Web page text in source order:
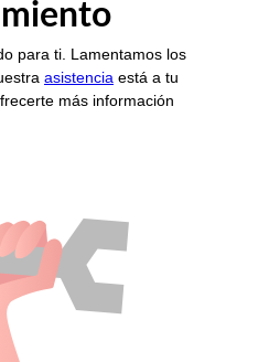
para ti. Lamentamos los
asistencia está a tu
más información